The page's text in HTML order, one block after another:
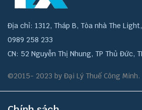
Địa chỉ: 1312, Tháp B, Tòa nhà The
0989 258 233
CN: 52 Nguyễn Thị Nhung, TP Thủ Đức,
©2015- 2023 by Đại Lý Thuế Công Minh.